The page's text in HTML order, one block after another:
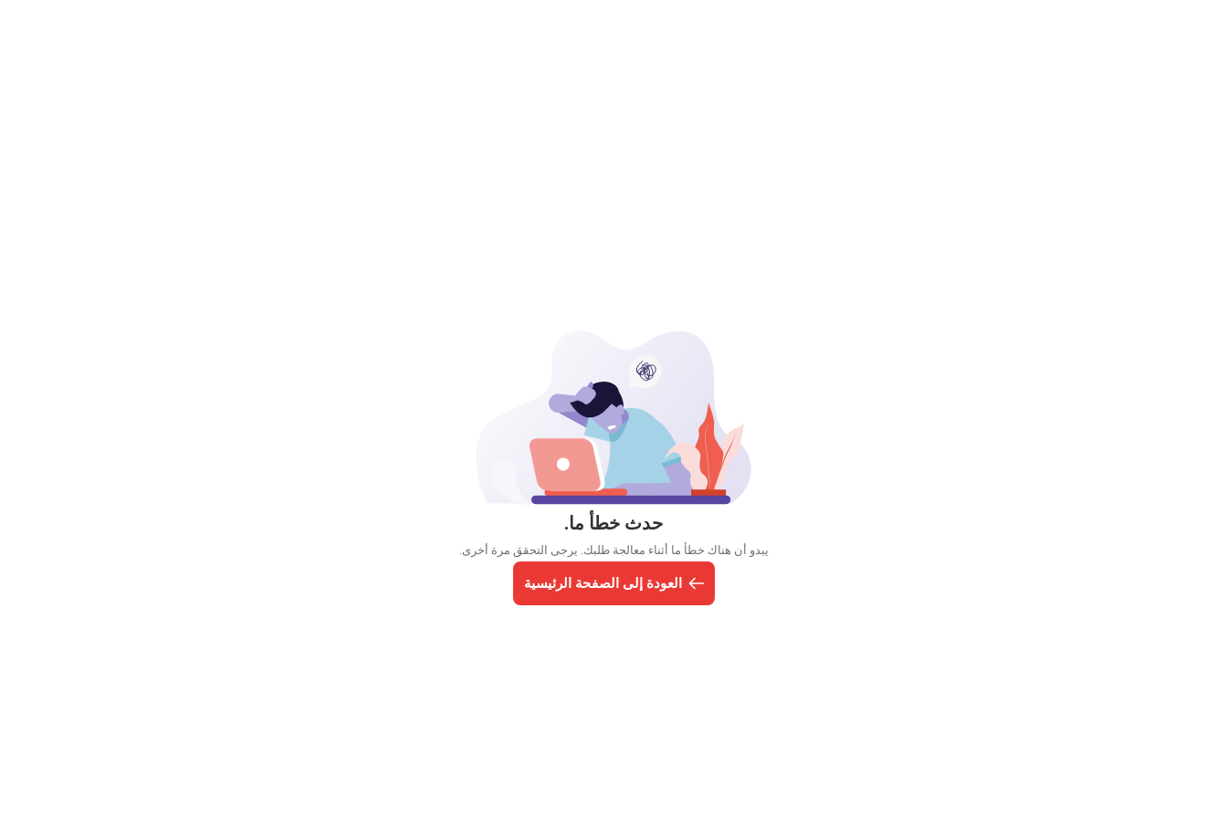
حدث خطأ ما.
يبدو أن هناك خطأ ما أثناء معالجة طلبك. يرجى التحقق مرة أخرى.
العودة إلى الصفحة الرئيسية